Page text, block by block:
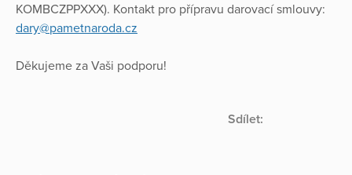
KOMBCZPPXXX). Kontakt pro přípravu darovací smlouvy:
dary@pametnaroda.cz
Děkujeme za Vaši podporu!
Sdílet: